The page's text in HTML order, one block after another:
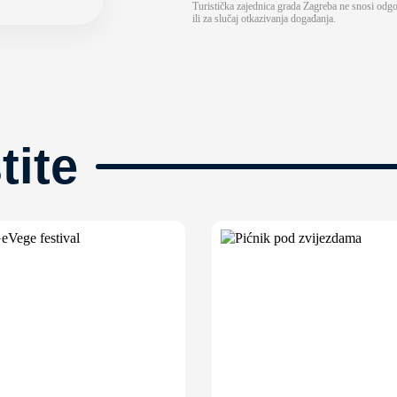
Turistička zajednica grada Zagreba ne snosi
ili za slučaj otkazivanja događanja.